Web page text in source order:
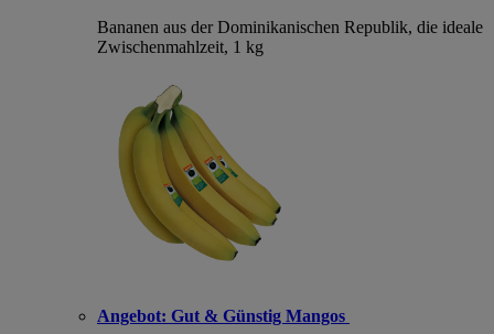
Bananen aus der Dominikanischen Republik, die ideale
Zwischenmahlzeit, 1 kg
Angebot: Gut & Günstig Mangos